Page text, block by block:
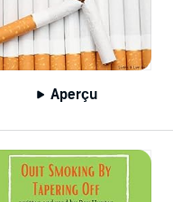
Aperçu